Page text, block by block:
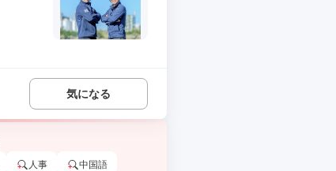
気になる
人事 中国語